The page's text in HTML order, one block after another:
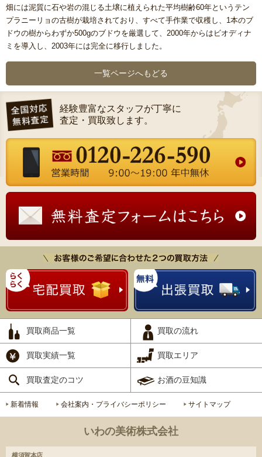
畑には泥質に石や岩の混じる土壌に植えられた平均樹齢60年というテン
プラニーリョの古樹が栽培されており、すべて手作業で収穫し、1本のブ
ドウの樹からわずか500gのブドウを厳選して、2000年からはビオディナ
ミを導入し、2003年には完全に移行しました。
一覧ページへもどる
経験豊富なスタッフが丁寧に
査定・買取致します。
買取商品一覧 買取の流れ
買取実績一覧 買取エリア
買取査定のコツ お酒の豆知識
新着情報 会社案内・プライバシーポリシー サイトマップ
いわの美術株式会社
横須賀本店